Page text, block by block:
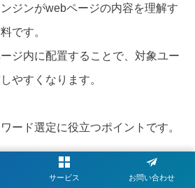
ジンがwebページの内容を理解す
です。
ジ内に配置することで、対象ユー
やすくなります。
ード選定に役立つポイントです。
の理解 サービス お問い合わせ